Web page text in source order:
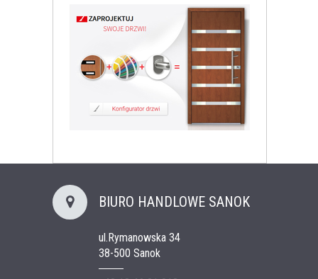
BIURO HANDLOWE SANOK
ul.Rymanowska 34
38-500 Sanok